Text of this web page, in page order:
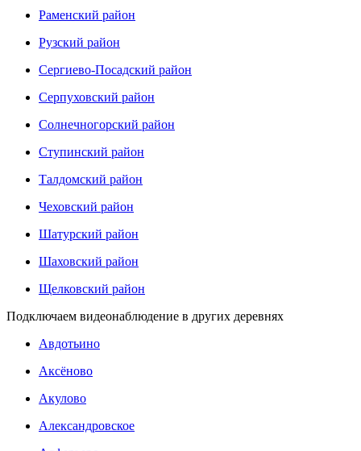
Раменский район
Рузский район
Сергиево-Посадский район
Серпуховский район
Солнечногорский район
Ступинский район
Талдомский район
Чеховский район
Шатурский район
Шаховский район
Щелковский район
Подключаем видеонаблюдение в других деревнях
Авдотьино
Аксёново
Акулово
Александровское